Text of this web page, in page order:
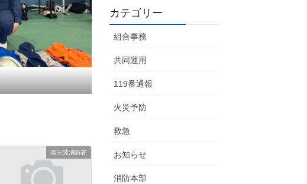
南三陸消防署
カテゴリー
組合事務
共同運用
119番通報
火災予防
救急
お知らせ
消防本部